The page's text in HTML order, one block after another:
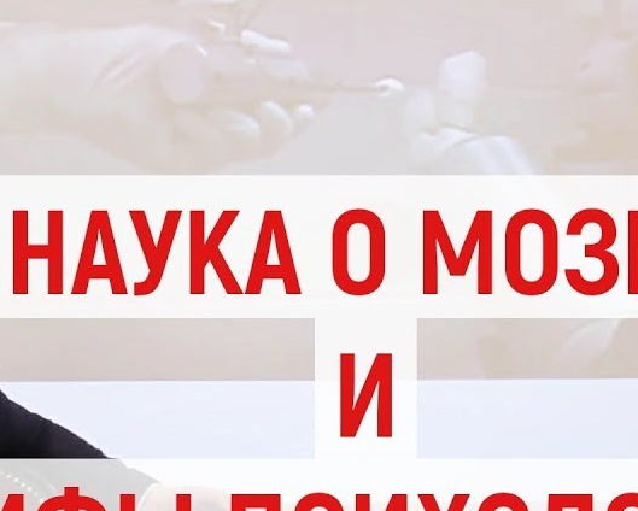
Биомеханика широчайшей мышцы спины. Полный FAQ.
Упражнения, заблуждения, мифы